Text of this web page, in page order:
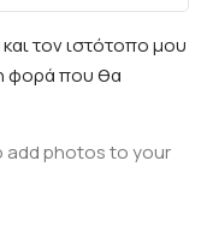
τον ιστότοπο μου
φορά που θα
add photos to your